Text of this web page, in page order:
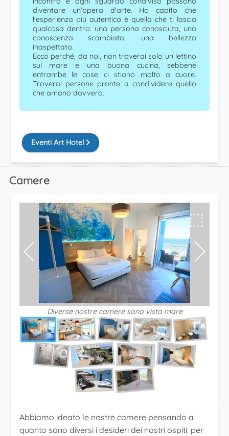
diventare un'opera d'arte. Ho capito che
l'esperienza più autentica è quella che ti lascia
qualcosa dentro: una persona conosciuta, una
conoscenza scambiata, una bellezza
inaspettata.
Ecco perché, da noi, non troverai solo un lettino
sul mare e una buona cucina, sebbene
entrambe le cose ci stiano molto a cuore.
Troverai persone pronte a condividere quello
che amano davvero.
Eventi Art Hotel
Camere
Diverse nostre camere sono vista mare
⬚
Abbiamo ideato le nostre camere pensando a
quanto sono diversi i desideri dei nostri ospiti: per